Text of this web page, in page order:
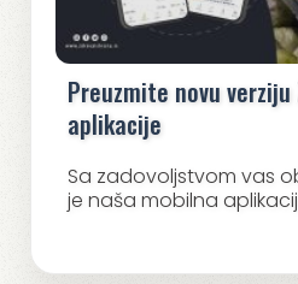
Preuzmite novu
aplikacije
Sa zadovoljstvom vas
je naša mobilna